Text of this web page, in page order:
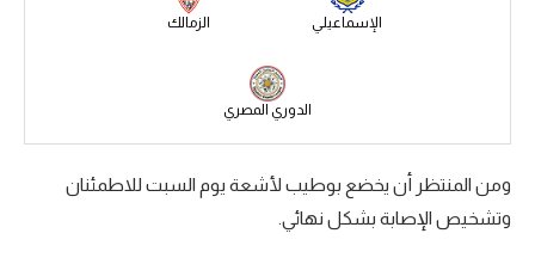
كرة السلة الأمريكية
كرة سلة
الإسماعيلي الزمالك
الدوري المصري
ومن المنتظر أن يخضع بوطيب لأشعة يوم السبت للاطمئنان
وتشخيص الإصابة بشكل نهائي.